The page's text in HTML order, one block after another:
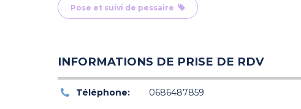
Pose et suivi de pessaire
INFORMATIONS DE PRISE DE RDV
Téléphone: 0686487859